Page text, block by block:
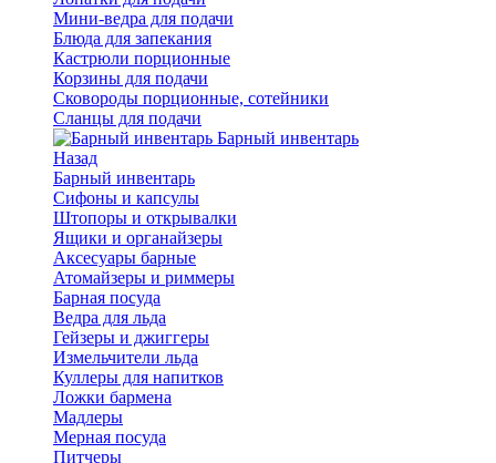
Мини-ведра для подачи
Блюда для запекания
Кастрюли порционные
Корзины для подачи
Сковороды порционные, сотейники
Сланцы для подачи
Барный инвентарь
Назад
Барный инвентарь
Сифоны и капсулы
Штопоры и открывалки
Ящики и органайзеры
Аксесуары барные
Атомайзеры и риммеры
Барная посуда
Ведра для льда
Гейзеры и джиггеры
Измельчители льда
Куллеры для напитков
Ложки бармена
Мадлеры
Мерная посуда
Питчеры